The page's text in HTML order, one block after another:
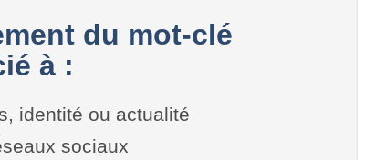
du mot-clé
à :
identité ou actualité
sociaux